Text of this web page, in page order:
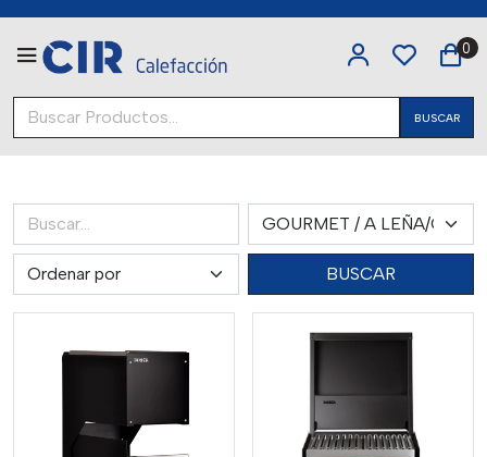
BUSCAR
0
BUSCAR